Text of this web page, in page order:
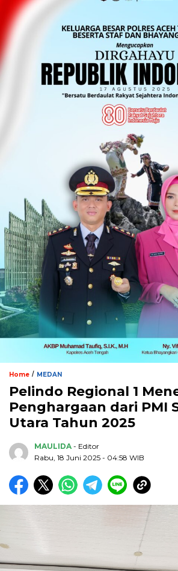
Home / MEDAN
Pelindo Regional 1
Penghargaan dari PMI
Utara Tahun 2025
MAULIDA - Editor
Rabu, 18 Juni 2025 - 04:58 WIB